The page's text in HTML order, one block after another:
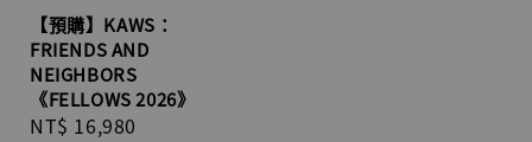
【預購】KAWS：
FRIENDS AND
NEIGHBORS
《FELLOWS 2026》
Regular
NT$ 16,980